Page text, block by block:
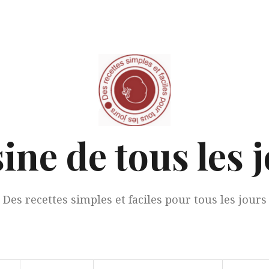
de tous les
Des recettes simples et faciles pour tous les jours